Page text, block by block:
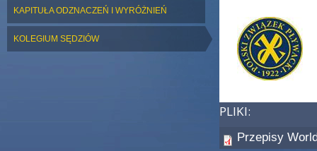
KAPITUŁA ODZNACZEŃ I WYRÓŻNIEŃ
KOLEGIUM SĘDZIÓW
PLIKI:
Przepisy